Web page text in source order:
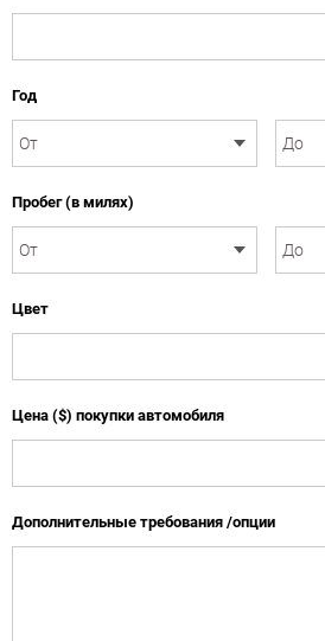
Год
Пробег (в милях)
Цвет
Цена ($) покупки автомобиля
Дополнительные требования /опции